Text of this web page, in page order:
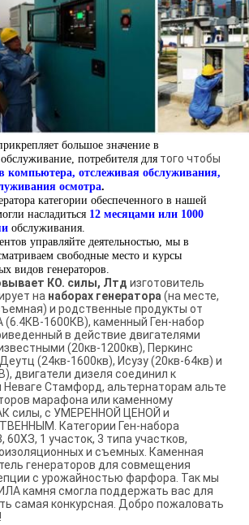
большое значение в
потребителя длятого чтобы
компьютера, отслеживая обслуживания,
осмотра.
категории обеспеченного в нашей
насладиться 12 месяцами или 1000
обслуживания.
управляйте деятельностью, мы в
свободные место и курсы
видов генераторов.
КО. силы, Лтд изготовитель
на наборах генератора(на месте,
и родственные продукты от
1600КВ), каменный Ген-набор
в действие двигателями
(20кв-1200кв), Перкинс
(24кв-1600кв), Исузу (20кв-64кв) и
двигатели дизеля соединил к
Неваге Стамфорд, альтернаторам альте
марафона или каменному
силы, с УМЕРЕННОЙ ЦЕНОЙ и
Категории Ген-набора
1 участок, 3 типа участков,
и съемных. Каменная
генераторов для совмещения
с урожайностью фарфора. Так мы
камня смогла поддержать вас для
самая конкурсная. Добро пожаловать